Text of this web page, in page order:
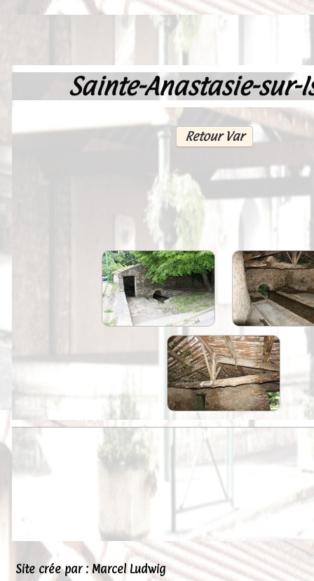
Accueil
Videos--Lavoirs
Un Peu d'Histoire
Outils-des-Lavandières
Cartes Postales-Anciennes et
Peintures
Sainte-Anastasie-sur-
Retour Var
Site crée par : Marcel Ludwig